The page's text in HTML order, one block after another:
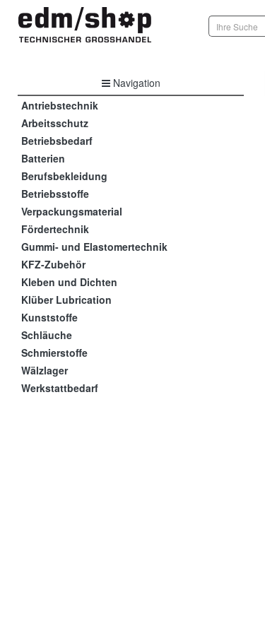
Navigation
Antriebstechnik
Arbeitsschutz
Betriebsbedarf
Batterien
Berufsbekleidung
Betriebsstoffe
Verpackungsmaterial
Fördertechnik
Gummi- und Elastomertechnik
KFZ-Zubehör
Kleben und Dichten
Klüber Lubrication
Kunststoffe
Schläuche
Schmierstoffe
Wälzlager
Werkstattbedarf